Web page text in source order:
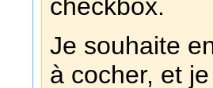
checkbox.
Je souhaite
à cocher, et